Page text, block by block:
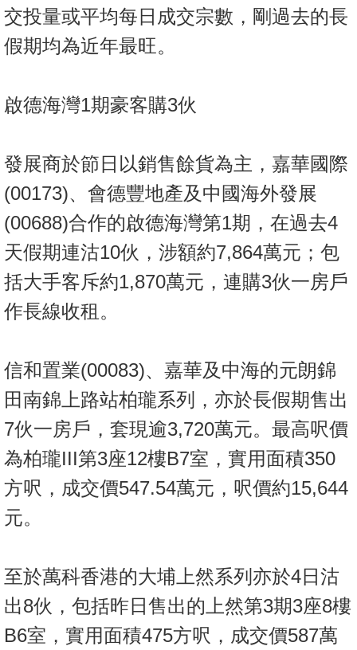
冊
關
們
交投量或平均每日成交宗數，剛過去的長
假期均為近年最旺。
啟德海灣1期豪客購3伙
發展商於節日以銷售餘貨為主，嘉華國際
(00173)、會德豐地產及中國海外發展
(00688)合作的啟德海灣第1期，在過去4
天假期連沽10伙，涉額約7,864萬元；包
括大手客斥約1,870萬元，連購3伙一房戶
作長線收租。
信和置業(00083)、嘉華及中海的元朗錦
田南錦上路站柏瓏系列，亦於長假期售出
7伙一房戶，套現逾3,720萬元。最高呎價
為柏瓏III第3座12樓B7室，實用面積350
方呎，成交價547.54萬元，呎價約15,644
元。
至於萬科香港的大埔上然系列亦於4日沽
出8伙，包括昨日售出的上然第3期3座8樓
B6室，實用面積475方呎，成交價587萬